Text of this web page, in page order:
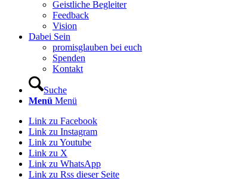
Geistliche Begleiter
Feedback
Vision
Dabei Sein
promisglauben bei euch
Spenden
Kontakt
Suche
Menü Menü
Link zu Facebook
Link zu Instagram
Link zu Youtube
Link zu X
Link zu WhatsApp
Link zu Rss dieser Seite